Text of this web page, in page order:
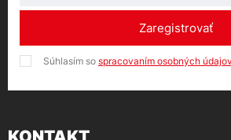
Zaregistrovať
Súhlasím so spracovaním osobných údajov